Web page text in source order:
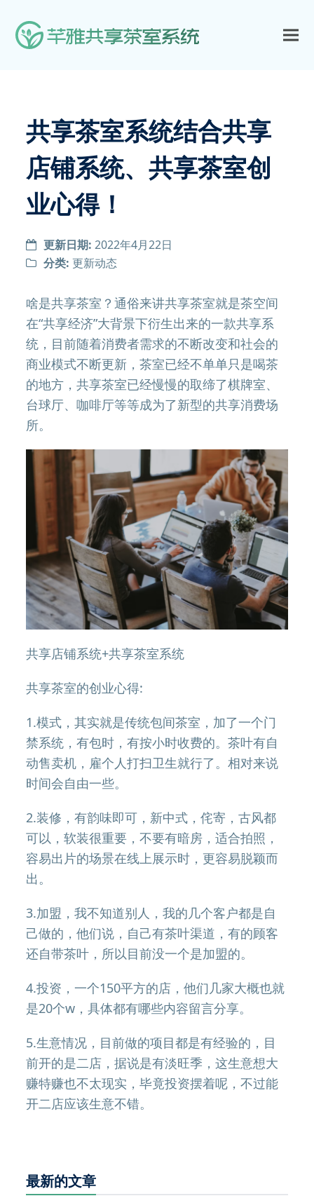
共享茶室系统结合共享
店铺系统、共享茶室创
业心得！
更新日期: 2022年4月22日
分类: 更新动态
啥是共享茶室？通俗来讲共享茶室就是茶空间
在“共享经济”大背景下衍生出来的一款共享系
统，目前随着消费者需求的不断改变和社会的
商业模式不断更新，茶室已经不单单只是喝茶
的地方，共享茶室已经慢慢的取缔了棋牌室、
台球厅、咖啡厅等等成为了新型的共享消费场
所。
共享店铺系统+共享茶室系统
共享茶室的创业心得:
1.模式，其实就是传统包间茶室，加了一个门
禁系统，有包时，有按小时收费的。茶叶有自
动售卖机，雇个人打扫卫生就行了。相对来说
时间会自由一些。
2.装修，有韵味即可，新中式，侘寄，古风都
可以，软装很重要，不要有暗房，适合拍照，
容易出片的场景在线上展示时，更容易脱颖而
出。
3.加盟，我不知道别人，我的几个客户都是自
己做的，他们说，自己有茶叶渠道，有的顾客
还自带茶叶，所以目前没一个是加盟的。
4.投资，一个150平方的店，他们几家大概也就
是20个w，具体都有哪些内容留言分享。
5.生意情况，目前做的项目都是有经验的，目
前开的是二店，据说是有淡旺季，这生意想大
赚特赚也不太现实，毕竟投资摆着呢，不过能
开二店应该生意不错。
最新的文章